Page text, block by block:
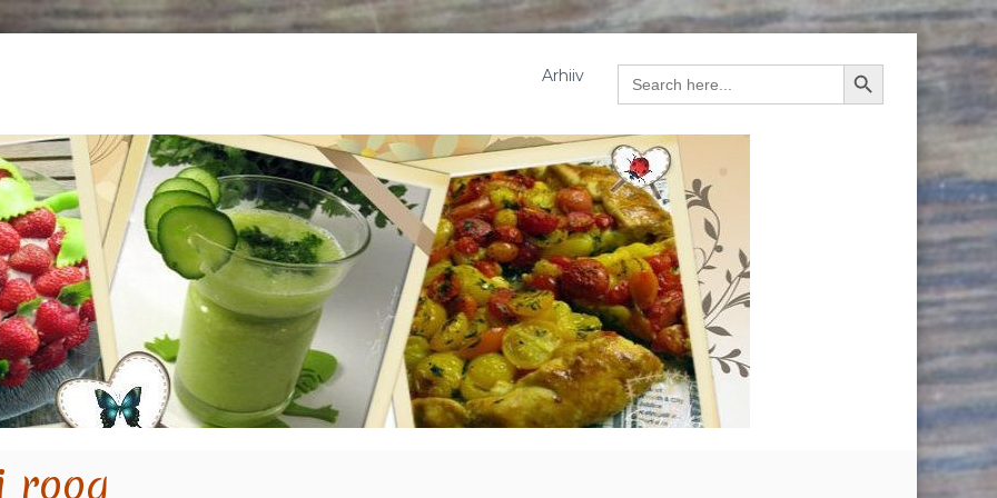
Arhiiv
roog